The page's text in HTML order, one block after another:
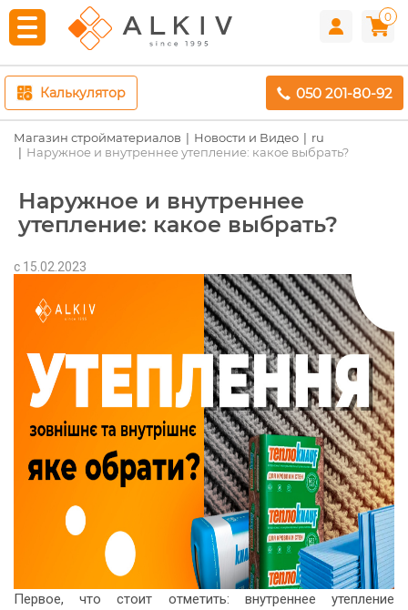
0
Калькулятор 050 201-80-92
Магазин стройматериалов Новости и Видео
ru
Наружное и внутреннее утепление: какое выбрать?
Наружное и внутреннее
утепление: какое выбрать?
c 15.02.2023
Первое, что стоит отметить: внутреннее утепление